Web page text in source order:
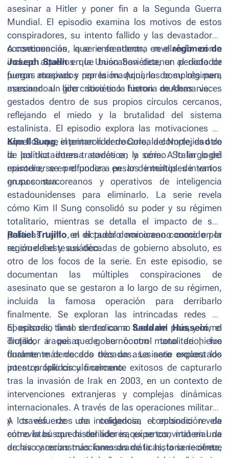
asesinar a Hitler y poner fin a la Segunda Guerra
Mundial. El episodio examina los motivos de estos
conspiradores, su intento fallido y las devastadoras
consecuencias que enfrentaron, revelando cómo
incluso aquellos que buscaban detener al dictador
fueron atrapados por la maquinaria de su régimen,
marcando un giro crítico en la historia de Alemania.
A continuación, la serie se adentra en elrégimen de
Joseph Stalinen la Unión Soviética, un periodo de
purgas masivas y represión. Aquí, los complots para
asesinar al líder soviético fueron muchas veces
gestados dentro de sus propios círculos cercanos,
reflejando el miedo y la brutalidad del sistema
estalinista. El episodio explora las motivaciones de
aquellos que intentaron derrocarlo, la complejidad de
la política interna soviética, y cómo Stalin logró
mantenerse en el poder a pesar de múltiples intentos
en su contra.
Kim Il Sung, el primer líder de Corea del Norte, es otro
de los dictadores tratados en la serie. A lo largo del
episodio, se profundiza en los intentos de varios
grupos surcoreanos y operativos de inteligencia
estadounidenses para eliminarlo. La serie revela
cómo Kim Il Sung consolidó su poder y su régimen
totalitario, mientras se detalla el impacto de sus
políticas tanto en el pueblo norcoreano como en la
región del este asiático.
Rafael Trujillo, el dictador dominicano conocido por
su crueldad y sus décadas de gobierno absoluto, es
otro de los focos de la serie. En este episodio, se
documentan las múltiples conspiraciones de
asesinato que se gestaron a lo largo de su régimen,
incluida la famosa operación para derribarlo
finalmente. Se exploran las intrincadas redes de
opositores, tanto dentro como fuera del país, y cómo
Trujillo, a pesar de su control totalitario, fue
finalmente derrocado tras un asesinato orquestado
por su propio círculo cercano.
El episodio final se dedica a Saddam Hussein, el
dictador iraquí que gobernó con mano de hierro
durante más de dos décadas. La serie explora los
intentos fallidos y finalmente exitosos de capturarlo
tras la invasión de Irak en 2003, en un contexto de
intervenciones extranjeras y complejas dinámicas
internacionales. A través de las operaciones militares
y los esfuerzos de inteligencia, el episodio revela
cómo la búsqueda del líder iraquí se convirtió en una
de las cacerías más famosas de la historia reciente,
A través de una cuidadosa combinación de
entrevistas con historiadores, expertos, material de
archivo y reconstrucciones dramáticas, la serie ofrece